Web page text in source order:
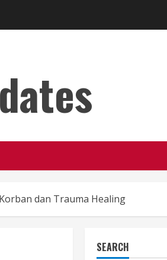
dan Trauma Healing
SEARCH